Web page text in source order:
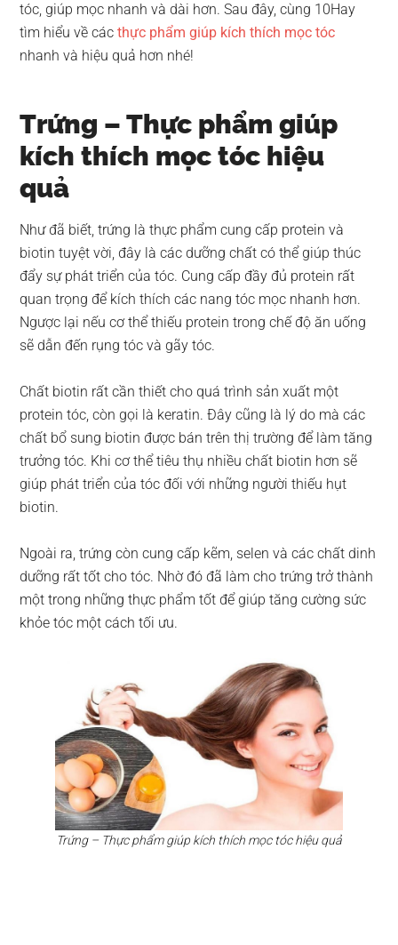
tóc, giúp mọc nhanh và dài hơn. Sau đây, cùng 10Hay
tìm hiểu về cácthực phẩm giúp kích thích mọc tóc
nhanh và hiệu quả hơn nhé!
Trứng – Thực phẩm giúp
kích thích mọc tóc hiệu
quả
Như đã biết, trứng là thực phẩm cung cấp protein và
biotin tuyệt vời, đây là các dưỡng chất có thể giúp thúc
đẩy sự phát triển của tóc. Cung cấp đầy đủ protein rất
quan trọng để kích thích các nang tóc mọc nhanh hơn.
Ngược lại nếu cơ thể thiếu protein trong chế độ ăn uống
sẽ dẫn đến rụng tóc và gãy tóc.
Chất biotin rất cần thiết cho quá trình sản xuất một
protein tóc, còn gọi là keratin. Đây cũng là lý do mà các
chất bổ sung biotin được bán trên thị trường để làm tăng
trưởng tóc. Khi cơ thể tiêu thụ nhiều chất biotin hơn sẽ
giúp phát triển của tóc đối với những người thiếu hụt
biotin.
Ngoài ra, trứng còn cung cấp kẽm, selen và các chất dinh
dưỡng rất tốt cho tóc. Nhờ đó đã làm cho trứng trở thành
một trong những thực phẩm tốt để giúp tăng cường sức
khỏe tóc một cách tối ưu.
Trứng – Thực phẩm giúp kích thích mọc tóc hiệu quả